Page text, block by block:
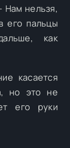
Нам нельзя,
его пальцы
как
касается
но это не
его руки